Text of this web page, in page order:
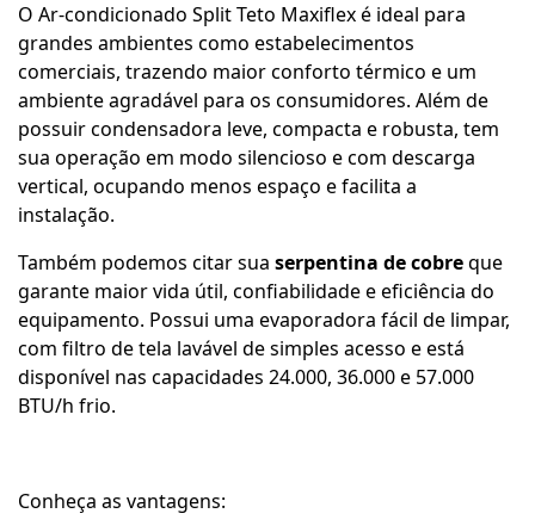
O Ar-condicionado Split Teto Maxiflex é ideal para
grandes ambientes como estabelecimentos
comerciais, trazendo maior conforto térmico e um
ambiente agradável para os consumidores. Além de
possuir condensadora leve, compacta e robusta, tem
sua operação em modo silencioso e com descarga
vertical, ocupando menos espaço e facilita a
instalação.
Também podemos citar sua serpentina de cobreque
garante maior vida útil, confiabilidade e eficiência do
equipamento. Possui uma evaporadora fácil de limpar,
com filtro de tela lavável de simples acesso e está
disponível nas capacidades 24.000, 36.000 e 57.000
BTU/h frio.
Conheça as vantagens: